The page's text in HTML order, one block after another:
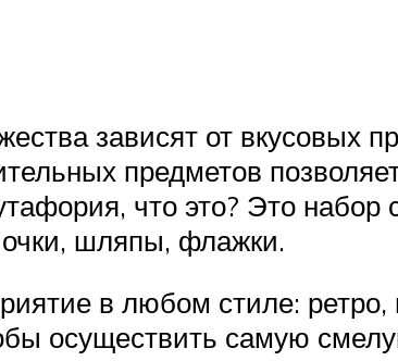
зависят от вкусовых
предметов
что это? Это
шляпы, флажки.
в любом стиле: ретро,
осуществить самую